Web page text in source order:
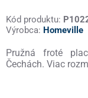
Kód produktu:
Výrobca: Homeville
Pružná froté
Čechách. Viac